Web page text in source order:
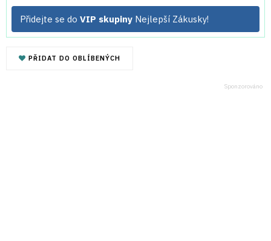
Přidejte se do VIP skupiny Nejlepší Zákusky!
PŘIDAT DO OBLÍBENÝCH